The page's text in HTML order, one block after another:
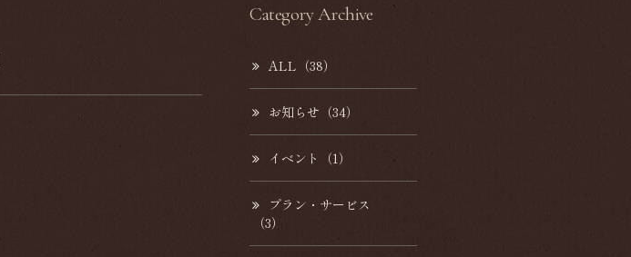
Category Archive
ALL（38）
お知らせ（34）
イベント（1）
プラン・サービス
（3）